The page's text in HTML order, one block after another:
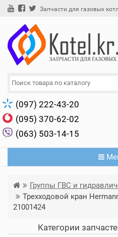
Запчасти для газовых
(097) 222-43-20
(095) 370-62-02
(063) 503-14-15
Группы ГВС и
Трехходовой кран
21001424
Категории